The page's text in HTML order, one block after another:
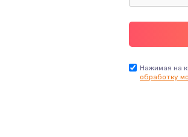
Нажимая на
обработку